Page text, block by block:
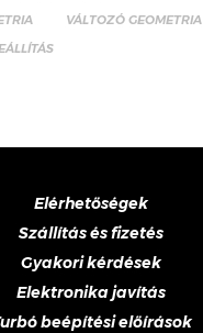
VÁLTOZÓ GEOMETRIA
Elérhetőségek
Szállítás és fizetés
Gyakori kérdések
Elektronika javítás
beépítési előírások